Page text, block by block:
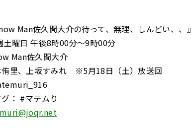
Man佐久間大介の待って、無理、しんどい、、』
曜日 午後8時00分～9時00分
Man佐久間大介
里、上坂すみれ ※5月18日（土）放送回
： #マテムり